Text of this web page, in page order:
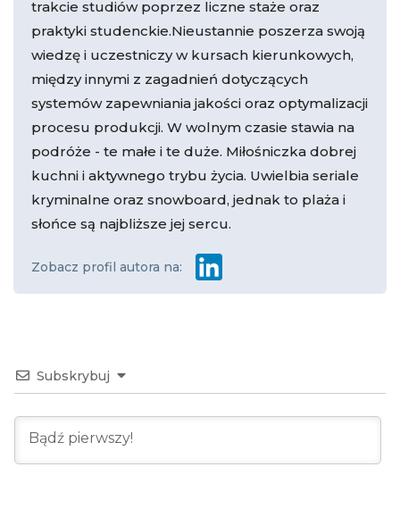
trakcie studiów poprzez liczne staże oraz
praktyki studenckie.Nieustannie poszerza swoją
wiedzę i uczestniczy w kursach kierunkowych,
między innymi z zagadnień dotyczących
systemów zapewniania jakości oraz optymalizacji
procesu produkcji. W wolnym czasie stawia na
podróże - te małe i te duże. Miłośniczka dobrej
kuchni i aktywnego trybu życia. Uwielbia seriale
kryminalne oraz snowboard, jednak to plaża i
słońce są najbliższe jej sercu.
Zobacz profil autora na:
Subskrybuj